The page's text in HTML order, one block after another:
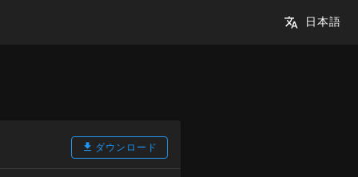
日本語
ダウンロード